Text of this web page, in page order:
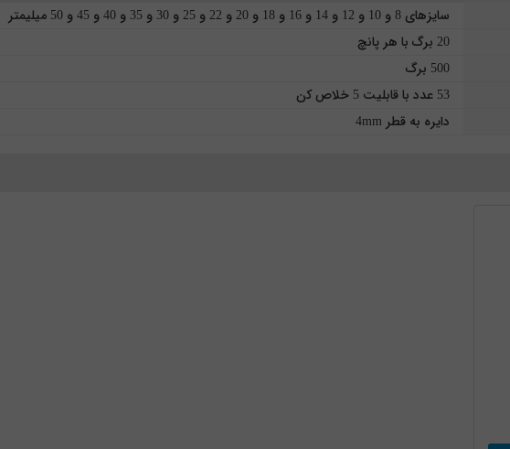
سایزهای 8 و 10 و 12 و 14 و 16 و 18 و 20 و 22 و 25 و 30 و 35 و 40 و 45 و 50 میلیمتر
20 برگ با هر پانچ
500 برگ
53 عدد با قابلیت 5 خلاص کن
دایره به قطر 4mm